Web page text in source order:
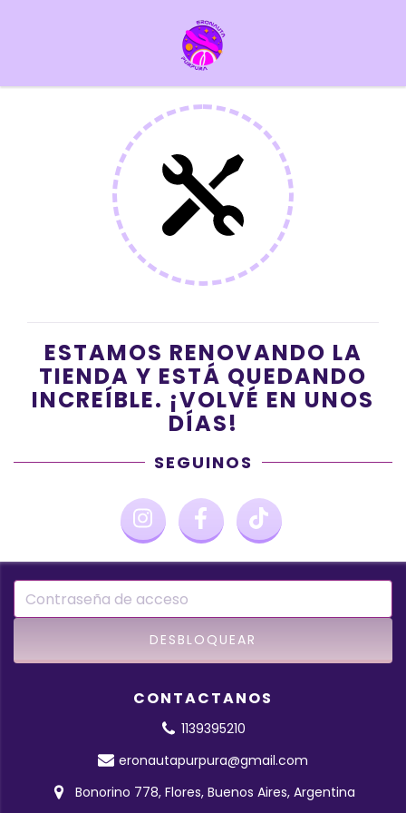
ESTAMOS RENOVANDO LA
TIENDA Y ESTÁ QUEDANDO
INCREÍBLE. ¡VOLVÉ EN UNOS
DÍAS!
SEGUINOS
CONTACTANOS
1139395210
eronautapurpura@gmail.com
Bonorino 778, Flores, Buenos Aires, Argentina